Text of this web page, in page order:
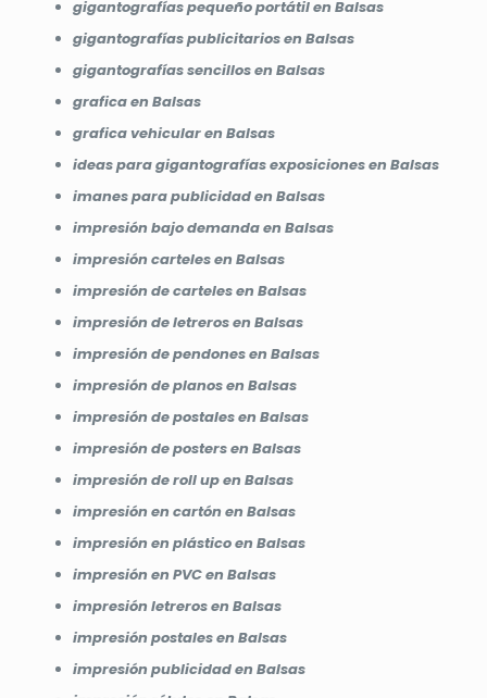
gigantografías pequeño portátil en Balsas
gigantografías publicitarios en Balsas
gigantografías sencillos en Balsas
grafica en Balsas
grafica vehicular en Balsas
ideas para gigantografías exposiciones en Balsas
imanes para publicidad en Balsas
impresión bajo demanda en Balsas
impresión carteles en Balsas
impresión de carteles en Balsas
impresión de letreros en Balsas
impresión de pendones en Balsas
impresión de planos en Balsas
impresión de postales en Balsas
impresión de posters en Balsas
impresión de roll up en Balsas
impresión en cartón en Balsas
impresión en plástico en Balsas
impresión en PVC en Balsas
impresión letreros en Balsas
impresión postales en Balsas
impresión publicidad en Balsas